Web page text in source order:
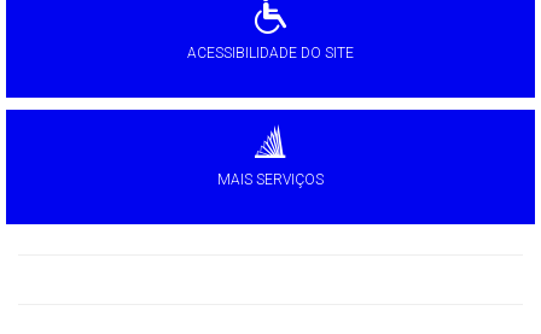
ACESSIBILIDADE DO SITE
MAIS SERVIÇOS